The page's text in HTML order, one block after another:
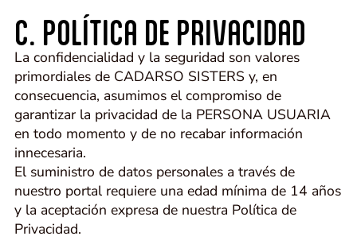
C. POLÍTICA DE PRIVACIDAD
La confidencialidad y la seguridad son valores
primordiales de CADARSO SISTERS y, en
consecuencia, asumimos el compromiso de
garantizar la privacidad de la PERSONA USUARIA
en todo momento y de no recabar información
innecesaria.
El suministro de datos personales a través de
nuestro portal requiere una edad mínima de 14 años
y la aceptación expresa de nuestra Política de
Privacidad.